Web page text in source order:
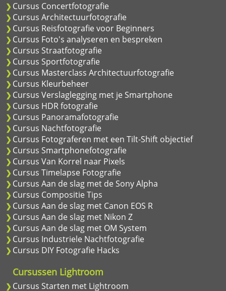
Cursus Concertfotografie
Cursus Architectuurfotografie
Cursus Reisfotografie voor Beginners
Cursus Foto's analyseren en bespreken
Cursus Straatfotografie
Cursus Sportfotografie
Cursus Masterclass Architectuurfotografie
Cursus Kleurbeheer
Cursus Verslaglegging met je Smartphone
Cursus HDR fotografie
Cursus Panoramafotografie
Cursus Nachtfotografie
Cursus Fotograferen met een Tilt-Shift objectief
Cursus Smartphonefotografie
Cursus Van Korrel naar Pixels
Cursus Timelapse Fotografie
Cursus Aan de slag met de Sony Alpha
Cursus Compositie Tips
Cursus Aan de slag met Canon EOS R
Cursus Aan de slag met Nikon Z
Cursus Aan de slag met OM System
Cursus Industriele Nachtfotografie
Cursus DIY Fotografie Hacks
Cursussen Lightroom
Cursus Starten met Lightroom